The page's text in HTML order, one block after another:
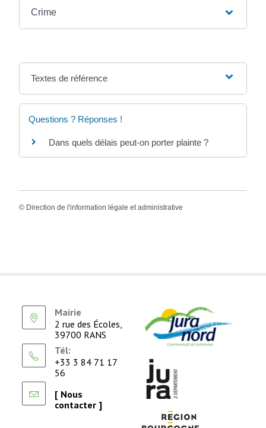
Crime
Textes de référence
Questions ? Réponses !
Dans quels délais peut-on porter plainte ?
© Direction de l'information légale et administrative
Mairie
2 rue des Écoles,
39700 RANS
Tél:
+33 3 84 71 17
56
[ Nous
contacter ]